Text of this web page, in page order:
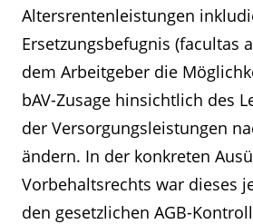
Altersrentenleistungen
Ersetzungsbefugnis (facultas
dem Arbeitgeber die
bAV-Zusage hinsichtlich des
der Versorgungsleistungen
ändern. In der konkreten
Vorbehaltsrechts war dieses
den gesetzlichen AGB-